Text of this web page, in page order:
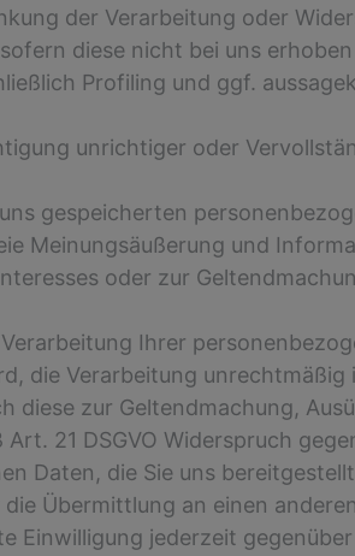
der Verarbeitung oder
diese nicht bei uns
Profiling und ggf.
unrichtiger oder
gespeicherten
Meinungsäußerung und
oder zur
Ihrer
die Verarbeitung unrechtmäßig
diese zur Geltendmachung,
21 DSGVO Widerspruch
Daten, die Sie uns
Übermittlung an einen
Einwilligung jederzeit